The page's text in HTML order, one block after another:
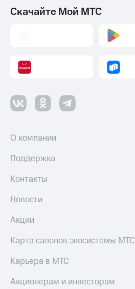
Скачайте Мой МТС
О компании
Поддержка
Контакты
Новости
Акции
Карта салонов экосистемы МТС
Карьера в МТС
Акционерам и инвесторам